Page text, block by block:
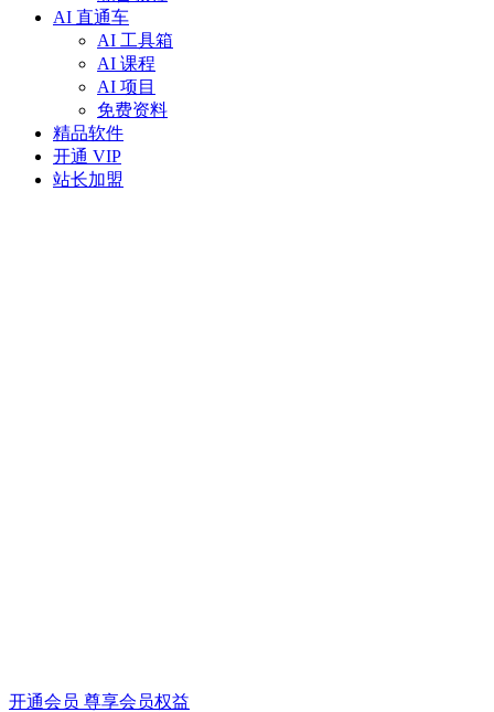
AI 直通车
AI 工具箱
AI 课程
AI 项目
免费资料
精品软件
开通 VIP
站长加盟
开通会员 尊享会员权益